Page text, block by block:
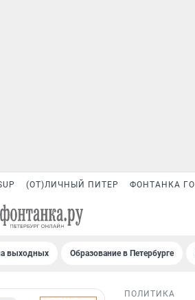
(ОТ)ЛИЧНЫЙ ПИТЕР ФОНТАНКА ГО
выходных Образование в Петербурге
ПОЛИТИКА